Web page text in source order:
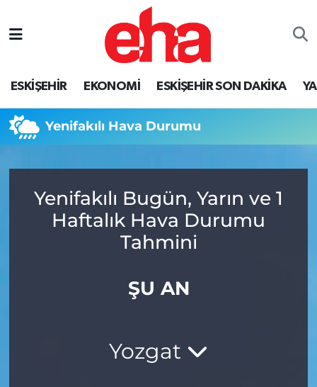
ESKİŞEHİR EKONOMİ ESKİŞEHİR SON DAKİKA
Yenifakılı Hava Durumu
Yenifakılı Bugün, Yarın ve 1
Haftalık Hava Durumu
Tahmini
ŞU AN
Yozgat